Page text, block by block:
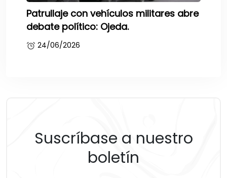
Patrullaje con vehículos militares abre
debate político: Ojeda.
24/06/2026
Suscríbase a nuestro
boletín